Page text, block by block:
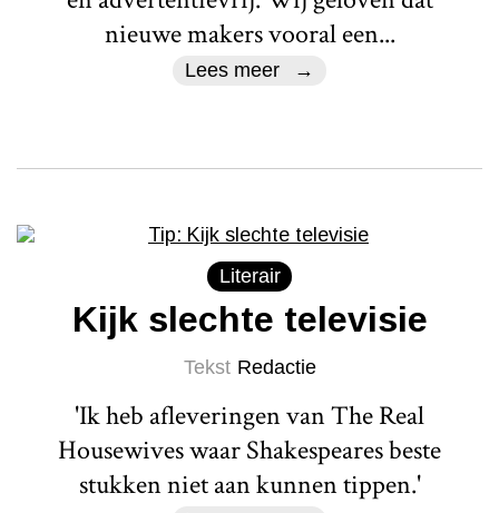
nieuwe makers vooral een...
Lees meer
Literair
Kijk slechte televisie
Tekst Redactie
'Ik heb afleveringen van The Real
Housewives waar Shakespeares beste
stukken niet aan kunnen tippen.'